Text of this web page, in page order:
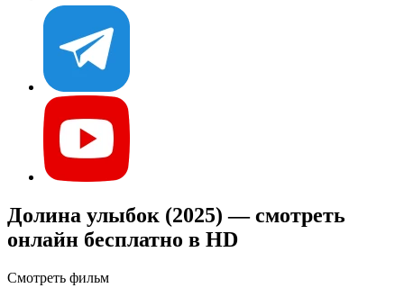
Долина улыбок (2025) — смотреть
онлайн бесплатно в HD
Смотреть фильм